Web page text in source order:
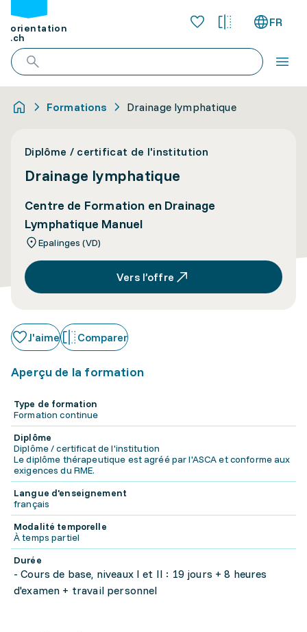
orientation
.ch
FR
Formations Drainage lymphatique
Diplôme / certificat de l'institution
Drainage lymphatique
Centre de Formation en Drainage
Lymphatique Manuel
Epalinges (VD)
Vers l’offre
J'aime Comparer
Aperçu de la formation
Type de formation
Formation continue
Diplôme
Diplôme / certificat de l'institution
Le diplôme thérapeutique est agréé par l'ASCA et conforme aux
exigences du RME.
Langue d'enseignement
français
Modalité temporelle
À temps partiel
Durée
- Cours de base, niveaux I et II : 19 jours + 8 heures
d'examen + travail personnel